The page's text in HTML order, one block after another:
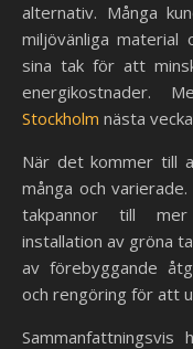
alternativ. Många
miljövänliga
sina tak för att
Stockholm nästa
När det kommer till
många och
takpannor till mer
installation av gröna
av förebyggande
och rengöring för att